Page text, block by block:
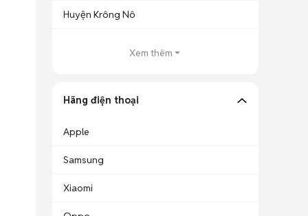
Huyện Krông Nô
Xem thêm
Hãng điện thoại
Apple
Samsung
Xiaomi